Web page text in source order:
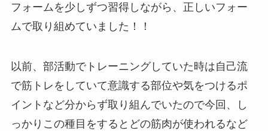
フォームを少しずつ習得しながら、正しいフォー
ムで取り組めていました！！
以前、部活動でトレーニングしていた時は自己流
で筋トレをしていて意識する部位や気をつけるポ
イントなど分からず取り組んでいたので今回、し
っかりこの種目をするとどの筋肉が使われるなど